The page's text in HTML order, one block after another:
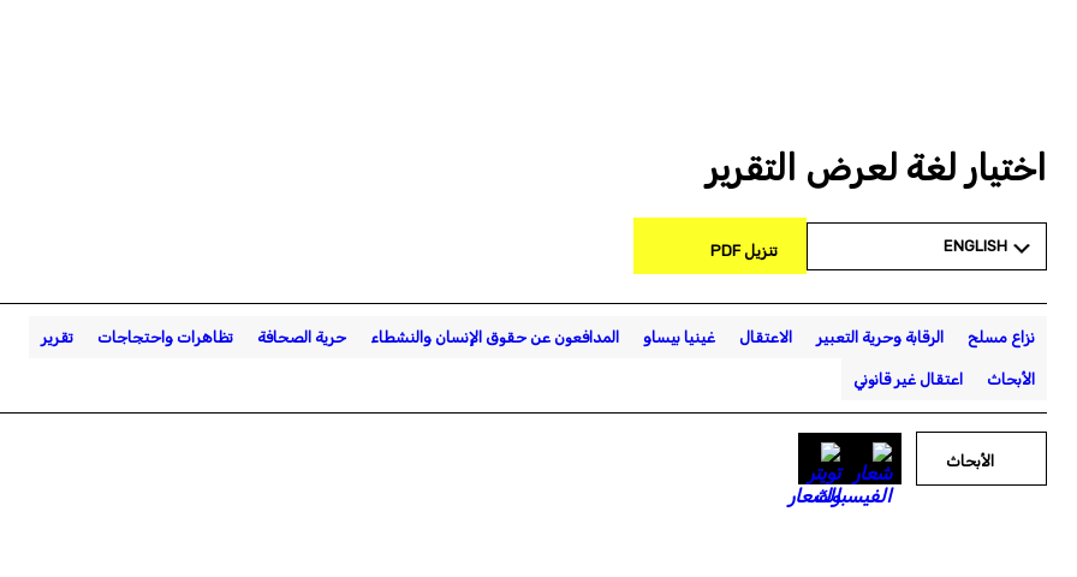
اختيار لغة لعرض التقرير
ENGLISH تنزيل PDF
نزاع مسلح الرقابة وحرية التعبير الاعتقال غينيا بيساو المدافعون عن حقوق الإنسان والنشطاء حرية الصحافة تظاهرات واحتجاجات تقرير
الأبحاث اعتقال غير قانوني
الأبحاث